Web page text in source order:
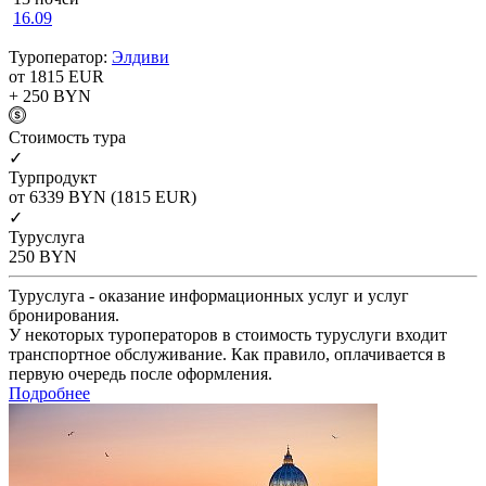
16.09
Туроператор: Элдиви
от 1815 EUR
+ 250 BYN
Cтоимость тура
✓
Турпродукт
от 6339 BYN (1815 EUR)
✓
Туруслуга
250 BYN
Туруслуга - оказание информационных услуг и услуг
бронирования.
У некоторых туроператоров в стоимость туруслуги входит
транспортное обслуживание. Как правило, оплачивается в
первую очередь после оформления.
Подробнее